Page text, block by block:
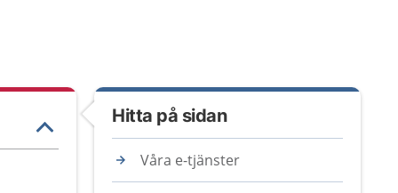
Hitta på sidan
Våra e-tjänster